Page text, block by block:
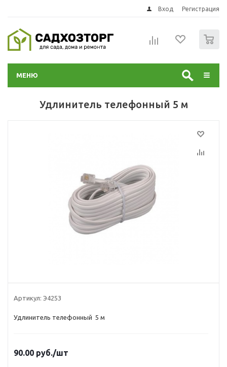
Вход Регистрация
МЕНЮ
Удлинитель телефонный 5 м
Артикул: Э4253
Удлинитель телефонный 5 м
90.00 руб./шт